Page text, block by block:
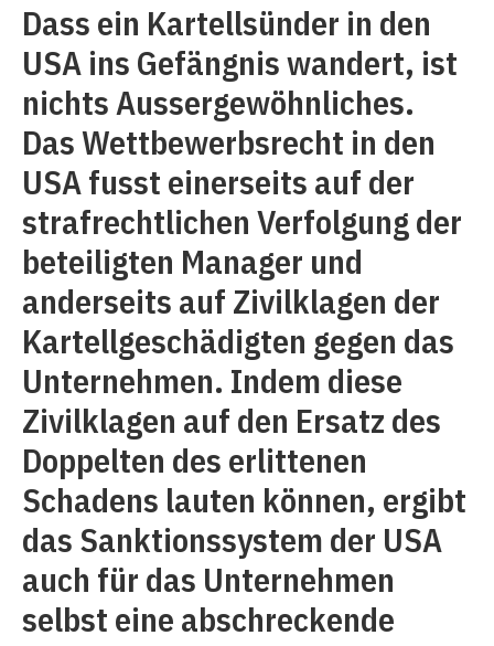
Dass ein Kartellsünder in den
USA ins Gefängnis wandert, ist
nichts Aussergewöhnliches.
Das Wettbewerbsrecht in den
USA fusst einerseits auf der
strafrechtlichen Verfolgung der
beteiligten Manager und
anderseits auf Zivilklagen der
Kartellgeschädigten gegen das
Unternehmen. Indem diese
Zivilklagen auf den Ersatz des
Doppelten des erlittenen
Schadens lauten können, ergibt
das Sanktionssystem der USA
auch für das Unternehmen
selbst eine abschreckende